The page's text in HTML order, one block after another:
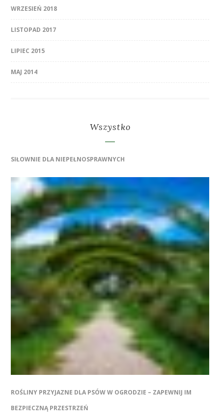
WRZESIEŃ 2018
LISTOPAD 2017
LIPIEC 2015
MAJ 2014
Wszystko
SIŁOWNIE DLA NIEPEŁNOSPRAWNYCH
ROŚLINY PRZYJAZNE DLA PSÓW W OGRODZIE – ZAPEWNIJ IM
BEZPIECZNĄ PRZESTRZEŃ